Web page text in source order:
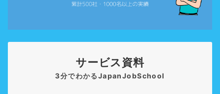
サービス資料
3分でわかるJapanJobSchool